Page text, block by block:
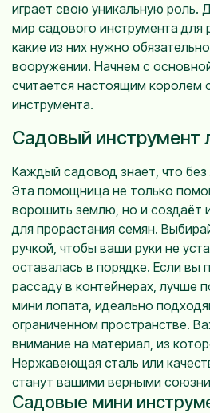
играет свою уникальную роль.
мир садового инструмента для
какие из них нужно
вооружении. Начнем с
считается настоящим королем
инструмента.
Садовый инструмент
Каждый садовод знает, что
Эта помощница не только
ворошить землю, но и создаёт
для прорастания семян.
ручкой, чтобы ваши руки не
оставалась в порядке. Если вы
рассаду в контейнерах, лучше
мини лопата, идеально
ограниченном пространстве.
внимание на материал, из
Нержавеющая сталь или
станут вашими верными
Садовые мини